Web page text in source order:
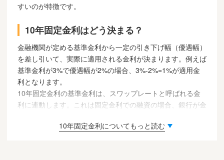
すいのが特徴です。
10年固定金利はどう決まる？
金融機関が定める基準金利から一定の引き下げ幅（優遇幅）
を差し引いて、実際に適用される金利が決まります。例えば
基準金利が3%で優遇幅が2%の場合、3%-2%=1%が適用金
利となります。
10年固定金利の基準金利は、スワップレートと呼ばれる金
利に連動します。これは固定金利での融資の場合、銀行が金
利・固定金利を交換する取引を行うことが理由です。引き下
10年固定金利についてもっと読む